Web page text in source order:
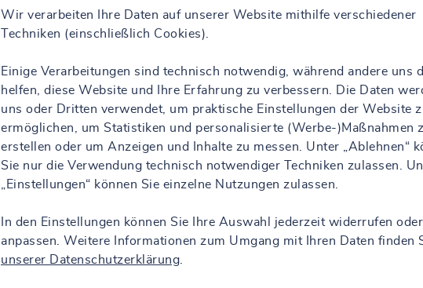
Wir verarbeiten Ihre Daten auf unserer Website mithilfe verschiedener
Techniken (einschließlich Cookies).
Einige Verarbeitungen sind technisch notwendig, während andere uns
helfen, diese Website und Ihre Erfahrung zu verbessern. Die Daten
uns oder Dritten verwendet, um praktische Einstellungen der Website
ermöglichen, um Statistiken und personalisierte (Werbe-)Maßnahmen
erstellen oder um Anzeigen und Inhalte zu messen. Unter „Ablehnen“
Sie nur die Verwendung technisch notwendiger Techniken zulassen.
„Einstellungen“ können Sie einzelne Nutzungen zulassen.
In den Einstellungen können Sie Ihre Auswahl jederzeit widerrufen oder
anpassen. Weitere Informationen zum Umgang mit Ihren Daten finden
unserer Datenschutzerklärung